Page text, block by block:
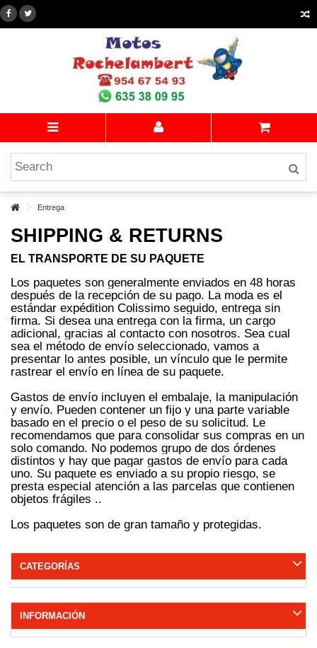
Entrega
SHIPPING & RETURNS
EL TRANSPORTE DE SU PAQUETE
Los paquetes son generalmente enviados en 48 horas
después de la recepción de su pago. La moda es el
estándar expédition Colissimo seguido, entrega sin
firma. Si desea una entrega con la firma, un cargo
adicional, gracias al contacto con nosotros. Sea cual
sea el método de envío seleccionado, vamos a
presentar lo antes posible, un vínculo que le permite
rastrear el envío en línea de su paquete.
Gastos de envío incluyen el embalaje, la manipulación
y envío. Pueden contener un fijo y una parte variable
basado en el precio o el peso de su solicitud. Le
recomendamos que para consolidar sus compras en un
solo comando. No podemos grupo de dos órdenes
distintos y hay que pagar gastos de envío para cada
uno. Su paquete es enviado a su propio riesgo, se
presta especial atención a las parcelas que contienen
objetos frágiles ..
Los paquetes son de gran tamaño y protegidas.
CATEGORÍAS
INFORMACIÓN